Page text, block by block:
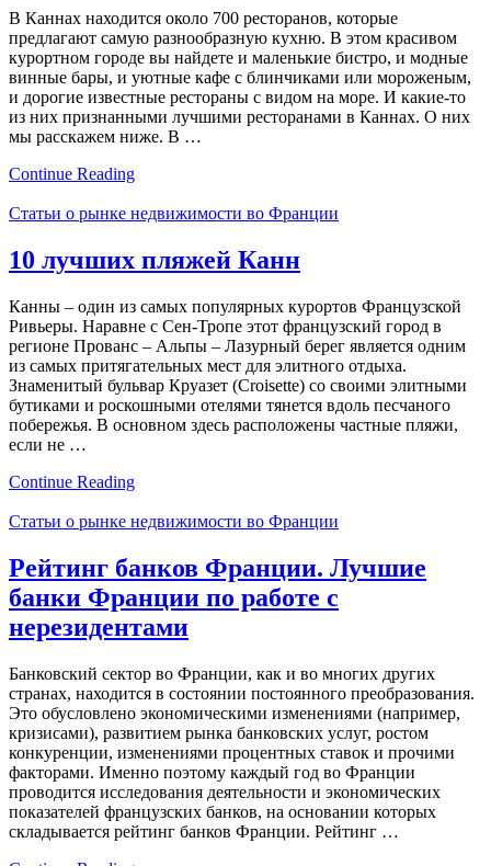
В Каннах находится около 700 ресторанов, которые
предлагают самую разнообразную кухню. В этом красивом
курортном городе вы найдете и маленькие бистро, и модные
винные бары, и уютные кафе с блинчиками или мороженым,
и дорогие известные рестораны с видом на море. И какие-то
из них признанными лучшими ресторанами в Каннах. О них
мы расскажем ниже. В …
Continue Reading
Статьи о рынке недвижимости во Франции
10 лучших пляжей Канн
Канны – один из самых популярных курортов Французской
Ривьеры. Наравне с Сен-Тропе этот французский город в
регионе Прованс – Альпы – Лазурный берег является одним
из самых притягательных мест для элитного отдыха.
Знаменитый бульвар Круазет (Croisette) со своими элитными
бутиками и роскошными отелями тянется вдоль песчаного
побережья. В основном здесь расположены частные пляжи,
если не …
Continue Reading
Статьи о рынке недвижимости во Франции
Рейтинг банков Франции. Лучшие
банки Франции по работе с
нерезидентами
Банковский сектор во Франции, как и во многих других
странах, находится в состоянии постоянного преобразования.
Это обусловлено экономическими изменениями (например,
кризисами), развитием рынка банковских услуг, ростом
конкуренции, изменениями процентных ставок и прочими
факторами. Именно поэтому каждый год во Франции
проводится исследования деятельности и экономических
показателей французских банков, на основании которых
складывается рейтинг банков Франции. Рейтинг …